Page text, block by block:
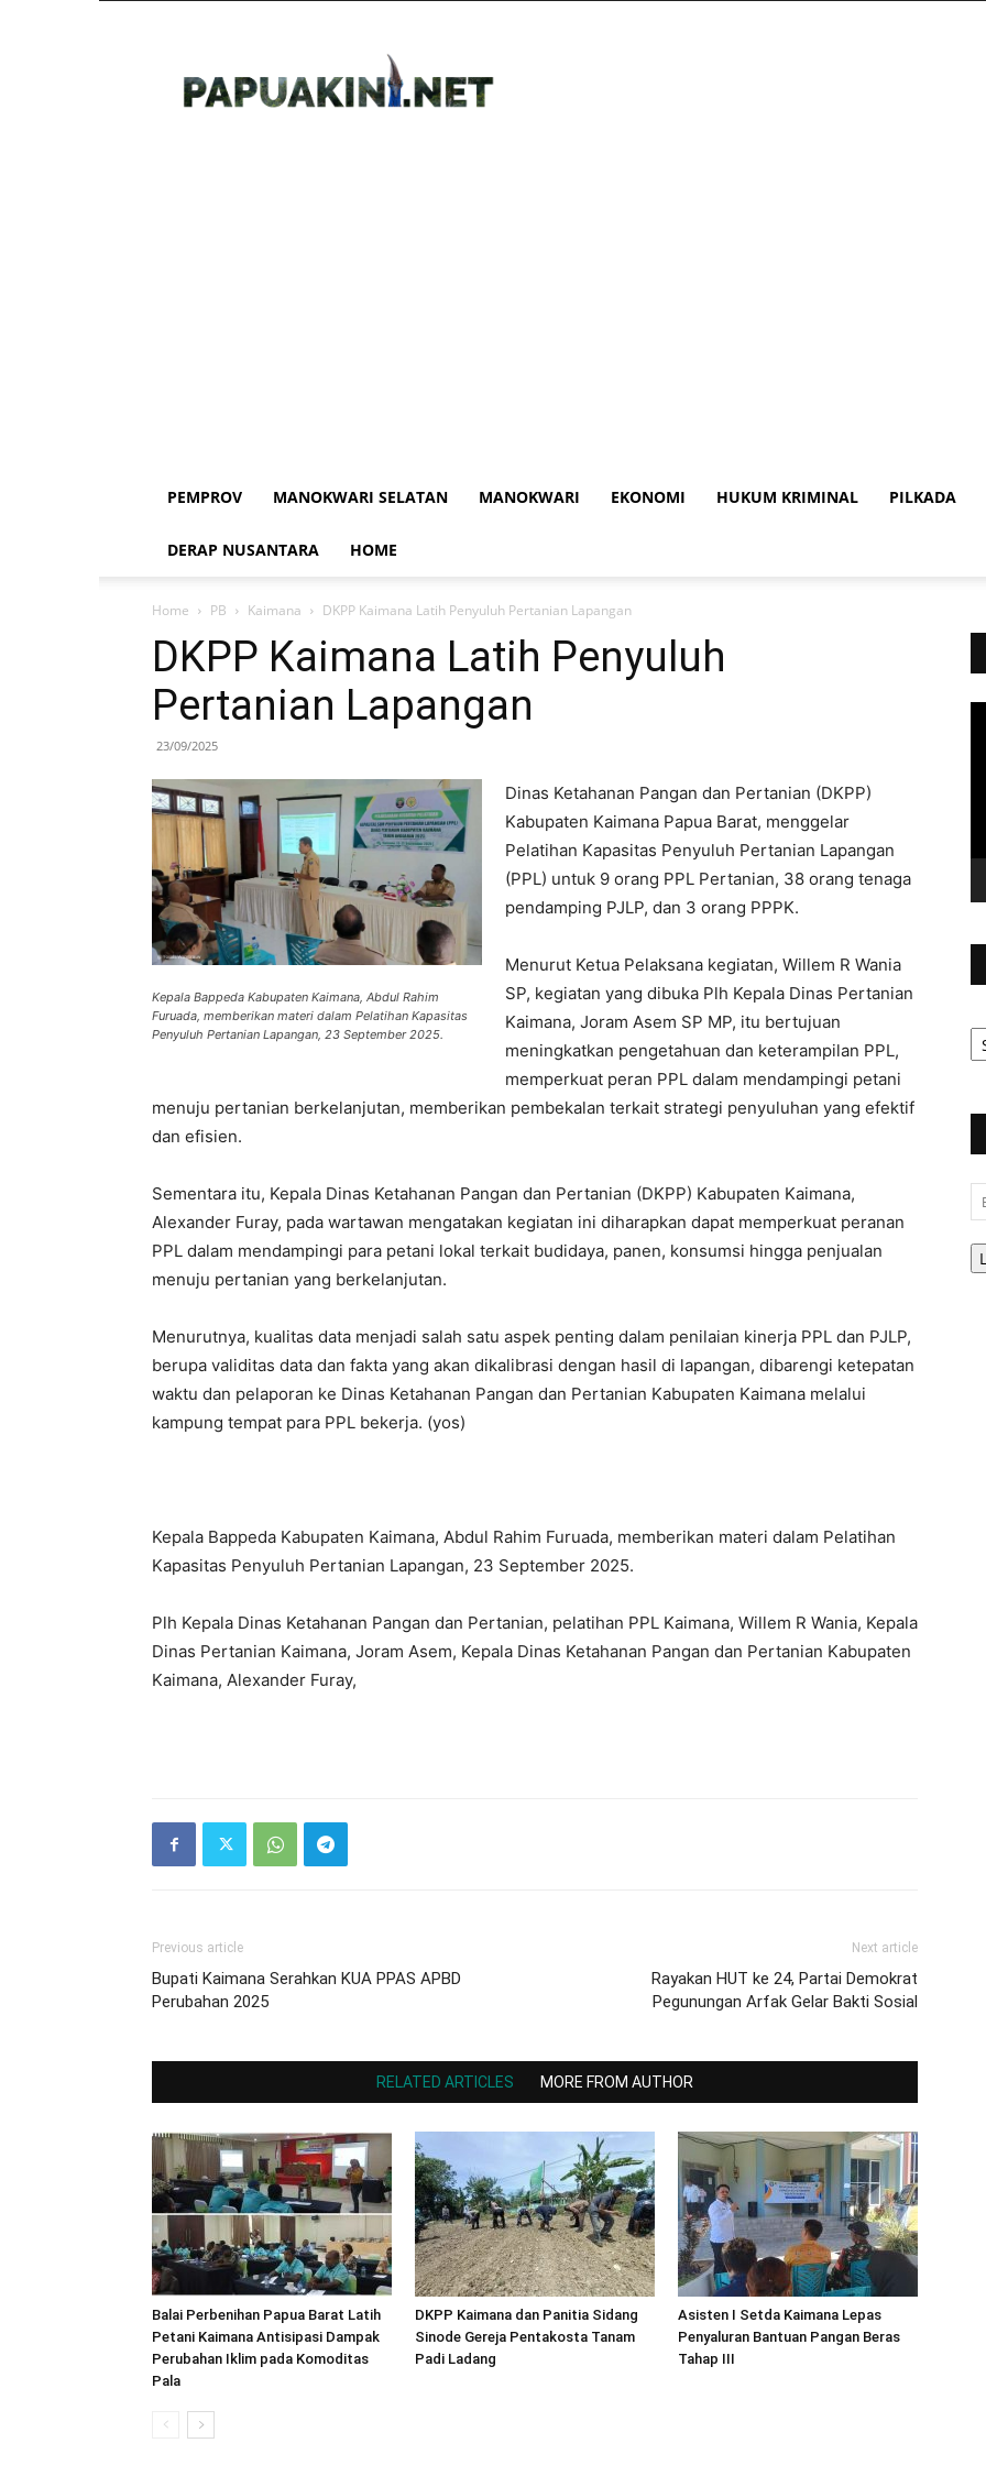
PEMPROV MANOKWARI SELATAN MANOKWARI EKONOMI HUKUM KRIMINAL PILKADA
DERAP NUSANTARA HOME
Home PB Kaimana DKPP Kaimana Latih Penyuluh Pertanian Lapangan
DKPP Kaimana Latih Penyuluh
Pertanian Lapangan
23/09/2025
Kepala Bappeda Kabupaten Kaimana, Abdul Rahim
Furuada, memberikan materi dalam Pelatihan Kapasitas
Penyuluh Pertanian Lapangan, 23 September 2025.
Dinas Ketahanan Pangan dan Pertanian (DKPP)
Kabupaten Kaimana Papua Barat, menggelar
Pelatihan Kapasitas Penyuluh Pertanian Lapangan
(PPL) untuk 9 orang PPL Pertanian, 38 orang tenaga
pendamping PJLP, dan 3 orang PPPK.
Menurut Ketua Pelaksana kegiatan, Willem R Wania
SP, kegiatan yang dibuka Plh Kepala Dinas Pertanian
Kaimana, Joram Asem SP MP, itu bertujuan
meningkatkan pengetahuan dan keterampilan PPL,
memperkuat peran PPL dalam mendampingi petani
menuju pertanian berkelanjutan, memberikan pembekalan terkait strategi penyuluhan yang efektif
dan efisien.
Sementara itu, Kepala Dinas Ketahanan Pangan dan Pertanian (DKPP) Kabupaten Kaimana,
Alexander Furay, pada wartawan mengatakan kegiatan ini diharapkan dapat memperkuat peranan
PPL dalam mendampingi para petani lokal terkait budidaya, panen, konsumsi hingga penjualan
menuju pertanian yang berkelanjutan.
Menurutnya, kualitas data menjadi salah satu aspek penting dalam penilaian kinerja PPL dan PJLP,
berupa validitas data dan fakta yang akan dikalibrasi dengan hasil di lapangan, dibarengi ketepatan
waktu dan pelaporan ke Dinas Ketahanan Pangan dan Pertanian Kabupaten Kaimana melalui
kampung tempat para PPL bekerja. (yos)
Kepala Bappeda Kabupaten Kaimana, Abdul Rahim Furuada, memberikan materi dalam Pelatihan
Kapasitas Penyuluh Pertanian Lapangan, 23 September 2025.
Plh Kepala Dinas Ketahanan Pangan dan Pertanian, pelatihan PPL Kaimana, Willem R Wania, Kepala
Dinas Pertanian Kaimana, Joram Asem, Kepala Dinas Ketahanan Pangan dan Pertanian Kabupaten
Kaimana, Alexander Furay,
Previous article
Bupati Kaimana Serahkan KUA PPAS APBD
Perubahan 2025
Next article
Rayakan HUT ke 24, Partai Demokrat
Pegunungan Arfak Gelar Bakti Sosial
RELATED ARTICLES MORE FROM AUTHOR
Balai Perbenihan Papua Barat Latih
Petani Kaimana Antisipasi Dampak
Perubahan Iklim pada Komoditas
Pala
DKPP Kaimana dan Panitia Sidang
Sinode Gereja Pentakosta Tanam
Padi Ladang
Asisten I Setda Kaimana Lepas
Penyaluran Bantuan Pangan Beras
Tahap III